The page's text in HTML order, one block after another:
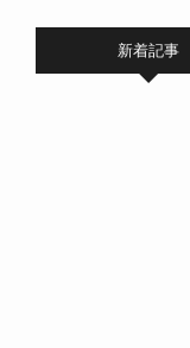
新着記事